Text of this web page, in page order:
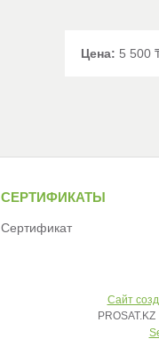
Цена: 5 500
СЕРТИФИКАТЫ
Сертификат
Сайт